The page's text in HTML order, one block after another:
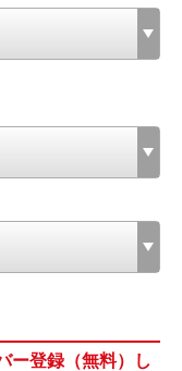
ー登録（無料）し